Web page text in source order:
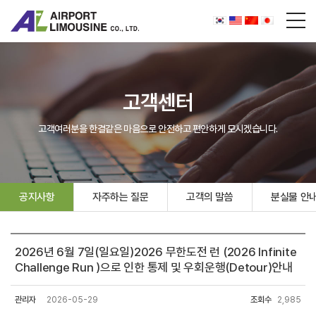
고객센터
고객여러분을 한결같은 마음으로 안전하고 편안하게 모시겠습니다.
공지사항 자주하는 질문 고객의 말씀 분실물 안
2026년 6월 7일(일요일)2026 무한도전 런 (2026 Infinite
Challenge Run )으로 인한 통제 및 우회운행(Detour)안내
관리자 2026-05-29 조회수 2,985